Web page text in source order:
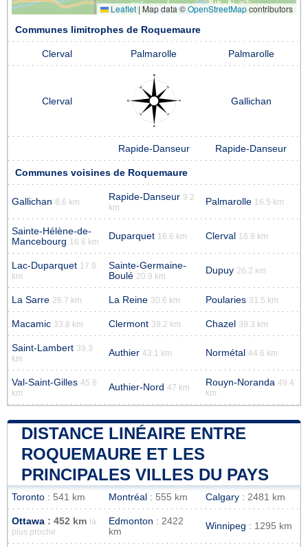
Leaflet | Map data ©OpenStreetMapcontributors
Communes limitrophes de Roquemaure
Clerval Palmarolle Palmarolle
Clerval Gallichan
Rapide-Danseur Rapide-Danseur
Communes voisines de Roquemaure
Gallichan 8.6 km Rapide-Danseur 9.2
km
Palmarolle 16.5 km
Sainte-Hélène-de-
Mancebourg 16.6 km
Duparquet 16.6 km Clerval 16.9 km
Lac-Duparquet 17.8
km
Sainte-Germaine-
Boulé 20.9 km
Dupuy 26.2 km
La Sarre 26.7 km La Reine 30.6 km Poularies 31.5 km
Macamic 33.8 km Clermont 39.2 km Chazel 39.3 km
Saint-Lambert 39.3
km
Authier 43.1 km Normétal 44.6 km
Val-Saint-Gilles 45.8
km
Authier-Nord 47 km Rouyn-Noranda 49.4
km
DISTANCE LINÉAIRE ENTRE
ROQUEMAURE ET LES
PRINCIPALES VILLES DU PAYS
Toronto : 541 km Montréal : 555 km Calgary : 2481 km
Ottawa : 452 km
la
plus proche
Edmonton : 2422
km
Winnipeg : 1295 km